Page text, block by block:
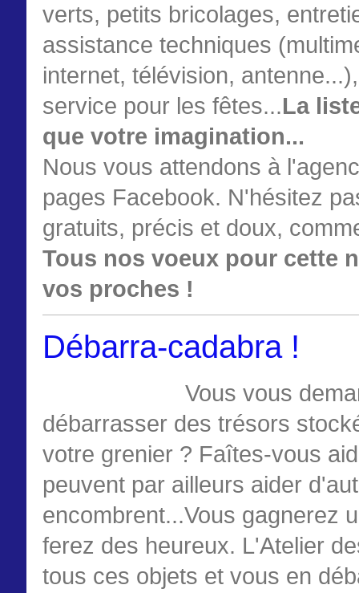
verts, petits bricolages,
assistance techniques
internet, télévision,
service pour les fêtes...La
que votre imagination...
Nous vous attendons à
pages Facebook. N'hésitez
gratuits, précis et doux,
Tous nos voeux pour cette
vos proches !
Débarra-cadabra !
Vous vous
débarrasser des trésors
votre grenier ? Faîtes-vous
peuvent par ailleurs aider
encombrent...Vous gagnerez
ferez des heureux. L'Atelier
tous ces objets et vous en